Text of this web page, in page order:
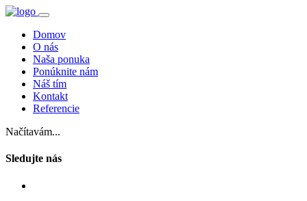
Domov
O nás
Naša ponuka
Ponúknite nám
Náš tím
Kontakt
Referencie
Načítavám...
Sledujte nás